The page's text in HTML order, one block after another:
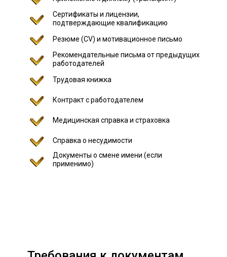
Сертификаты и лицензии,
подтверждающие квалификацию
Резюме (CV) и мотивационное письмо
Рекомендательные письма от предыдущих
работодателей
Трудовая книжка
Контракт с работодателем
Медицинская справка и страховка
Справка о несудимости
Документы о смене имени (если
применимо)